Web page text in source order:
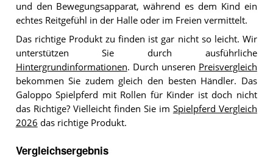
und den Bewegungsapparat, während es dem Kind ein
echtes Reitgefühl in der Halle oder im Freien vermittelt.
Das richtige Produkt zu finden ist gar nicht so leicht. Wir
unterstützen Sie durch ausführliche
Hintergrundinformationen. Durch unseren Preisvergleich
bekommen Sie zudem gleich den besten Händler. Das
Galoppo Spielpferd mit Rollen für Kinder ist doch nicht
das Richtige? Vielleicht finden Sie im Spielpferd Vergleich
2026 das richtige Produkt.
Vergleichsergebnis